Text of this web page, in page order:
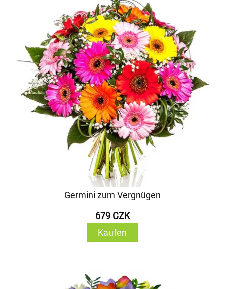
Germini zum Vergnügen
679 CZK
Kaufen